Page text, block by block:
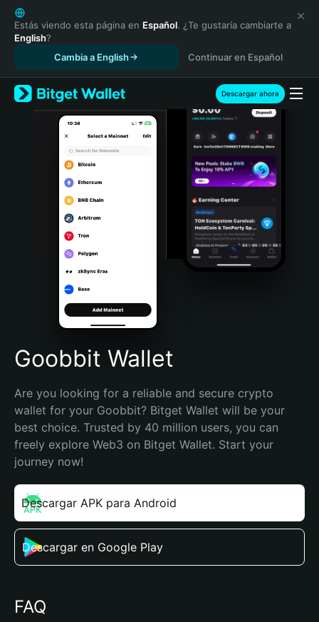
English
日本語
Tiếng Việt
Español (Latinoamérica)
Türkçe
Italiano
Português (Portugal)
Bahasa Indonesia
Português (Brasil)
Español (Argentina)
Estás viendo esta página en Español. ¿Te gustaría cambiarte a
English?
Cambia a English
Continuar en Español
Descargar ahora
Goobbit Wallet
Are you looking for a reliable and secure crypto
wallet for your Goobbit? Bitget Wallet will be your
best choice. Trusted by 40 million users, you can
freely explore Web3 on Bitget Wallet. Start your
journey now!
Descargar APK para Android
Descargar en Google Play
FAQ